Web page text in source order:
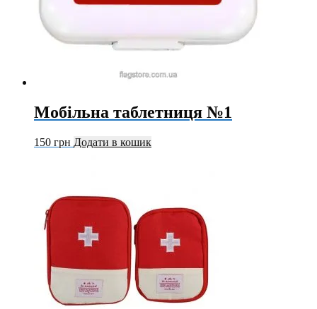
Мобільна таблетниця №1
150 грн Додати в кошик